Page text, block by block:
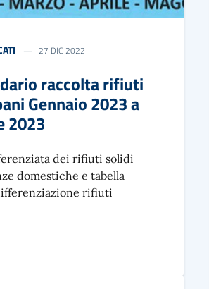
27 DIC 2022
raccolta rifiuti
Gennaio 2023 a
2023
dei rifiuti solidi
domestiche e tabella
rifiuti